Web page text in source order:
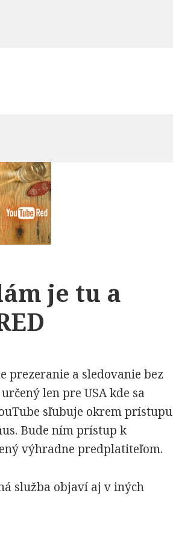
je tu a
prezeranie a sledovanie bez
len pre USA kde sa
sľubuje okrem prístupu
Bude ním prístup k
výhradne predplatiteľom.
služba objaví aj v iných